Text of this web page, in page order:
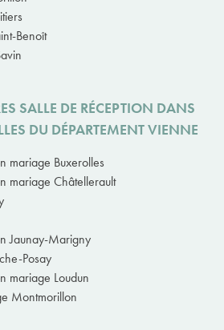
Benoît
SALLE DE RÉCEPTION DANS
DU DÉPARTEMENT VIENNE
mariage Buxerolles
mariage Châtellerault
Jaunay-Marigny
Posay
mariage Loudun
Montmorillon